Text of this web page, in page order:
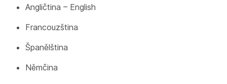
Angličtina – English
Francouzština
Španělština
Němčina